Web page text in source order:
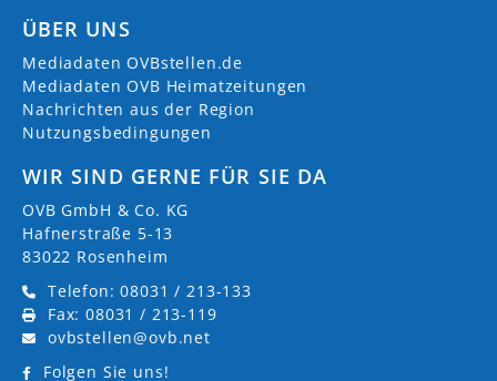
ÜBER UNS
Mediadaten OVBstellen.de
Mediadaten OVB Heimatzeitungen
Nachrichten aus der Region
Nutzungsbedingungen
WIR SIND GERNE FÜR SIE DA
OVB GmbH & Co. KG
Hafnerstraße 5-13
83022 Rosenheim
Telefon: 08031 / 213-133
Fax: 08031 / 213-119
ovbstellen@ovb.net
Folgen Sie uns!